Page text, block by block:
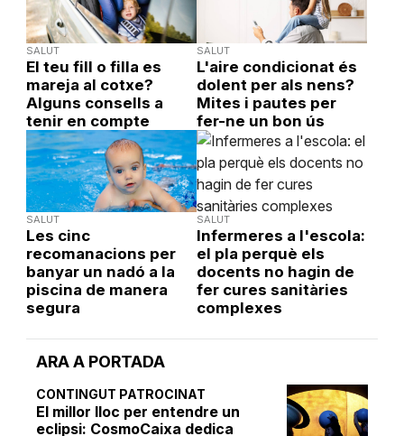
ARA A PORTADA
CONTINGUT PATROCINAT
El millor lloc per entendre un
eclipsi: CosmoCaixa dedica
SALUT
El teu fill o filla es
mareja al cotxe?
Alguns consells a
tenir en compte
SALUT
L'aire condicionat és
dolent per als nens?
Mites i pautes per
fer-ne un bon ús
SALUT
Les cinc
recomanacions per
banyar un nadó a la
piscina de manera
segura
SALUT
Infermeres a l'escola:
el pla perquè els
docents no hagin de
fer cures sanitàries
complexes